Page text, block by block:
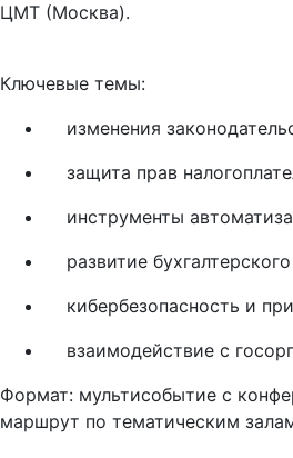
ЦМТ (Москва).
Ключевые темы:
изменения
защита прав
инструменты
развитие
кибербезопасность и
взаимодействие с
Формат: мультисобытие с
маршрут по тематическим